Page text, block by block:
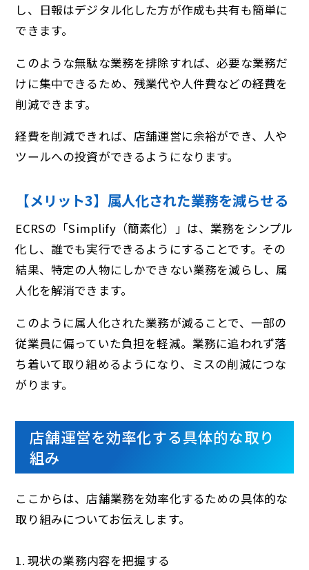
し、日報はデジタル化した方が作成も共有も簡単に
できます。
このような無駄な業務を排除すれば、必要な業務だ
けに集中できるため、残業代や人件費などの経費を
削減できます。
経費を削減できれば、店舗運営に余裕ができ、人や
ツールへの投資ができるようになります。
【メリット3】属人化された業務を減らせる
ECRSの「Simplify（簡素化）」は、業務をシンプル
化し、誰でも実行できるようにすることです。その
結果、特定の人物にしかできない業務を減らし、属
人化を解消できます。
このように属人化された業務が減ることで、一部の
従業員に偏っていた負担を軽減。業務に追われず落
ち着いて取り組めるようになり、ミスの削減につな
がります。
店舗運営を効率化する具体的な取り
組み
ここからは、店舗業務を効率化するための具体的な
取り組みについてお伝えします。
1. 現状の業務内容を把握する